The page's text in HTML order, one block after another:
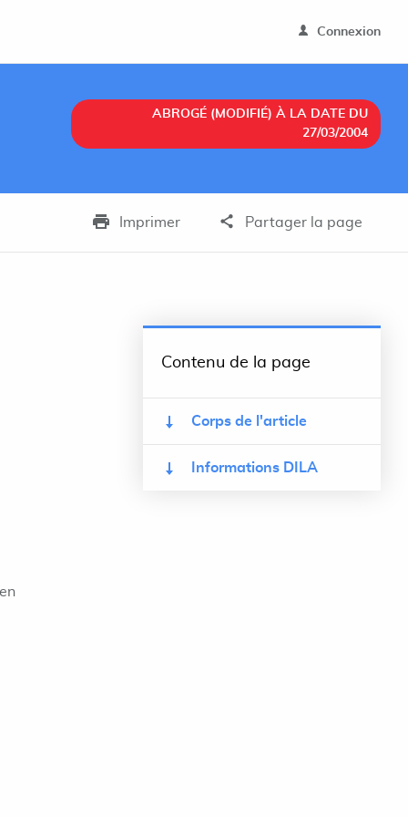
Connexion
ABROGÉ (MODIFIÉ) À LA DATE DU
27/03/2004
Imprimer Partager la page
Contenu de la page
Corps de l'article
Informations DILA